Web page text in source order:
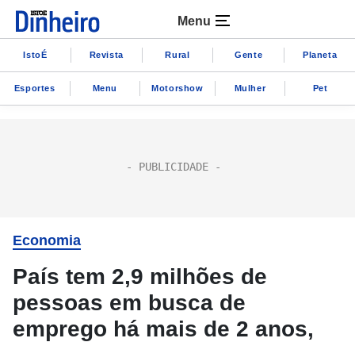
Menu
IstoÉ Revista Rural Gente Planeta
Esportes Menu Motorshow Mulher Pet
Economia
País tem 2,9 milhões de
pessoas em busca de
emprego há mais de 2 anos,